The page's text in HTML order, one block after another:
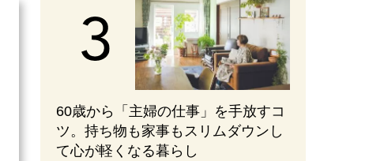
60歳から「主婦の仕事」を手放すコ
ツ。持ち物も家事もスリムダウンし
て心が軽くなる暮らし